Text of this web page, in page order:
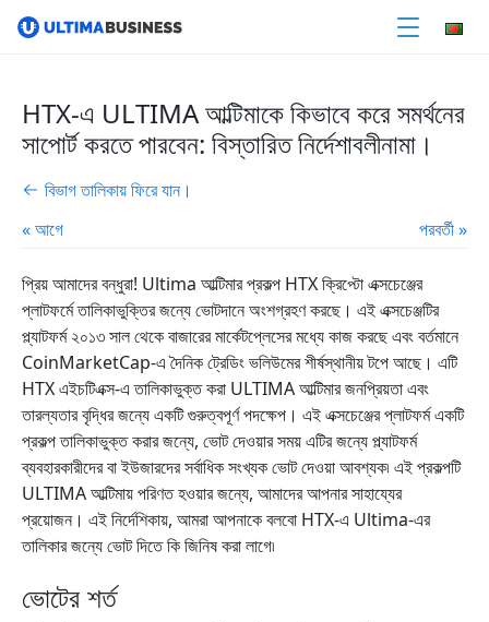
HTX-এ ULTIMA আল্টিমাকে কিভাবে করে সমর্থনের
সাপোর্ট করতে পারবেন: বিস্তারিত নির্দেশাবলীনামা।
বিভাগ তালিকায় ফিরে যান।
« আগে
পরবর্তী »
প্রিয় আমাদের বন্ধুরা! Ultima আল্টিমার প্রকল্প HTX ক্রিপ্টো এক্সচেঞ্জের
প্লাটফর্মে তালিকাভুক্তির জন্যে ভোটদানে অংশগ্রহণ করছে। এই এক্সচেঞ্জটির
প্ল্যাটফর্ম ২০১৩ সাল থেকে বাজারের মার্কেটপ্লেসের মধ্যে কাজ করছে এবং বর্তমানে
CoinMarketCap-এ দৈনিক ট্রেডিং ভলিউমের শীর্ষস্থানীয় টপে আছে। এটি
HTX এইচটিএক্স-এ তালিকাভুক্ত করা ULTIMA আল্টিমার জনপ্রিয়তা এবং
তারল্যতার বৃদ্ধির জন্যে একটি গুরুত্বপূর্ণ পদক্ষেপ। এই এক্সচেঞ্জের প্লাটফর্ম একটি
প্রকল্প তালিকাভুক্ত করার জন্যে, ভোট দেওয়ার সময় এটির জন্যে প্ল্যাটফর্ম
ব্যবহারকারীদের বা ইউজারদের সর্বাধিক সংখ্যক ভোট দেওয়া আবশ্যক৷ এই প্রকল্পটি
ULTIMA আল্টিমায় পরিণত হওয়ার জন্যে, আমাদের আপনার সাহায্যের
প্রয়োজন। এই নির্দেশিকায়, আমরা আপনাকে বলবো HTX-এ Ultima-এর
তালিকার জন্যে ভোট দিতে কি জিনিষ করা লাগে৷
ভোটের শর্ত